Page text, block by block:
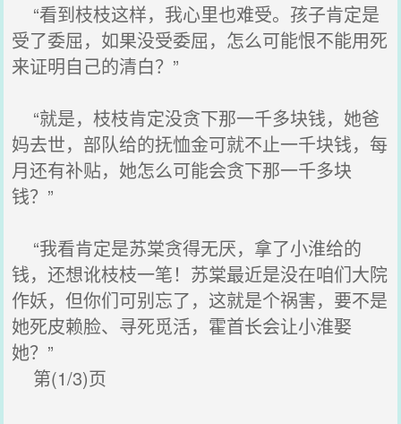
“看到枝枝这样，我心里也难受。孩子肯定是
受了委屈，如果没受委屈，怎么可能恨不能用死
来证明自己的清白？”
“就是，枝枝肯定没贪下那一千多块钱，她爸
妈去世，部队给的抚恤金可就不止一千块钱，每
月还有补贴，她怎么可能会贪下那一千多块
钱？”
“我看肯定是苏棠贪得无厌，拿了小淮给的
钱，还想讹枝枝一笔！苏棠最近是没在咱们大院
作妖，但你们可别忘了，这就是个祸害，要不是
她死皮赖脸、寻死觅活，霍首长会让小淮娶
她？”
第(1/3)页